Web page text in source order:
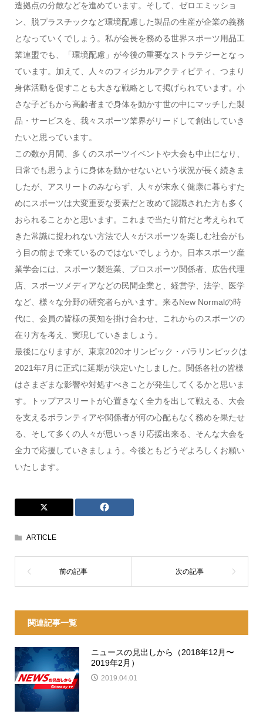
造拠点の分散などを進めています。そして、ゼロエミッショ
ン、脱プラスチックなど環境配慮した製品の生産が企業の義務
となっていくでしょう。私が会長を務める世界スポーツ用品工
業連盟でも、「環境配慮」が今後の重要なストラテジーとなっ
ています。加えて、人々のフィジカルアクティビティ、つまり
身体活動を促すことも大きな戦略として掲げられています。小
さな子どもから高齢者まで身体を動かす世の中にマッチした製
品・サービスを、我々スポーツ業界がリードして創出していき
たいと思っています。
この数か月間、多くのスポーツイベントや大会も中止になり、
日常でも思うように身体を動かせないという状況が長く続きま
したが、アスリートのみならず、人々が末永く健康に暮らすた
めにスポーツは大変重要な要素だと改めて認識された方も多く
おられることかと思います。これまで当たり前だと考えられて
きた常識に捉われない方法で人々がスポーツを楽しむ社会がも
う目の前まで来ているのではないでしょうか。日本スポーツ産
業学会には、スポーツ製造業、プロスポーツ関係者、広告代理
店、スポーツメディアなどの民間企業と、経営学、法学、医学
など、様々な分野の研究者らがいます。来るNew Normalの時
代に、会員の皆様の英知を掛け合わせ、これからのスポーツの
在り方を考え、実現していきましょう。
最後になりますが、東京2020オリンピック・パラリンピックは
2021年7月に正式に延期が決定いたしました。関係各社の皆様
はさまざまな影響や対処すべきことが発生してくるかと思いま
す。トップアスリートが心置きなく全力を出して戦える、大会
を支えるボランティアや関係者が何の心配もなく務めを果たせ
る、そして多くの人々が思いっきり応援出来る、そんな大会を
全力で応援していきましょう。今後ともどうぞよろしくお願い
いたします。
ARTICLE
関連記事一覧
ニュースの見出しから（2018年12月〜
2019年2月）
2019.04.01